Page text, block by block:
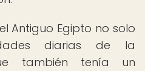
Antiguo Egipto no solo
diarias de la
también tenía un